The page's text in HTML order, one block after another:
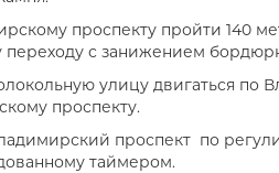
проспекту пройти 140
с занижением
улицу двигаться по
проспекту.
проспект по
таймером.